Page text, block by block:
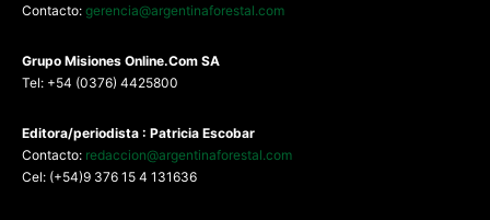
Contacto: gerencia@argentinaforestal.com
Grupo Misiones Online.Com SA
Tel: +54 (0376) 4425800
Editora/periodista : Patricia Escobar
Contacto: redaccion@argentinaforestal.com
Cel: (+54)9 376 15 4 131636